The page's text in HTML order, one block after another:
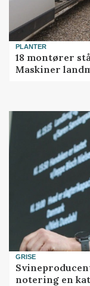
PLANTER
18 montører
Maskiner
GRISE
notering en